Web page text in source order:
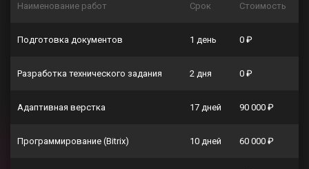
Наименование работ Срок Стоимость
Подготовка документов 1 день 0 ₽
Разработка технического задания 2 дня 0 ₽
Адаптивная верстка 17 дней 90 000 ₽
Программирование (Bitrix) 10 дней 60 000 ₽